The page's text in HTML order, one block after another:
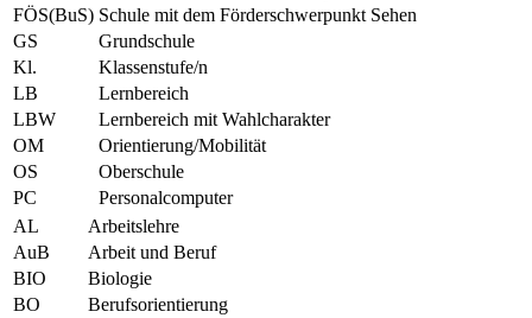
FÖS(BuS) Schule mit dem Förderschwerpunkt Sehen
GS
Grundschule
Kl.
Klassenstufe/n
LB
Lernbereich
LBW
Lernbereich mit Wahlcharakter
OM
Orientierung/Mobilität
OS
Oberschule
PC
Personalcomputer
AL
Arbeitslehre
AuB
Arbeit und Beruf
BIO
Biologie
BO
Berufsorientierung